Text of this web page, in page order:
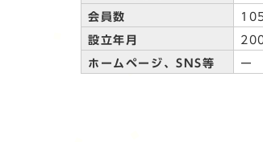
会員数
設立年月
ホームページ、SNS等 ー